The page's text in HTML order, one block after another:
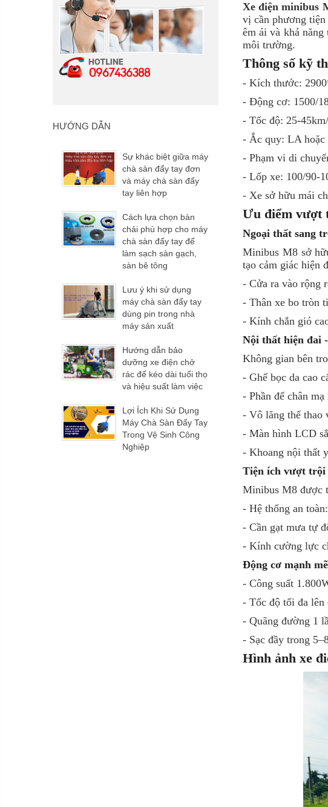
0967436388
HƯỚNG DẪN
Sự khác biệt giữa máy
chà sàn đẩy tay đơn
và máy chà sàn đẩy
tay liên hợp
Cách lựa chọn bàn
chải phù hợp cho máy
chà sàn đẩy tay để
làm sạch sàn gạch,
sàn bê tông
Lưu ý khi sử dụng
máy chà sàn đẩy tay
dùng pin trong nhà
máy sản xuất
Hướng dẫn bảo
dưỡng xe điện chở
rác để kéo dài tuổi thọ
và hiệu suất làm việc
Lợi Ích Khi Sử Dụng
Máy Chà Sàn Đẩy Tay
Trong Vệ Sinh Công
Nghiệp
Xe điện minibus
vị cần phương
êm ái và khả
môi trường.
Thông số kỹ
- Kích thước:
- Động cơ: 1500/
- Tốc độ: 25-
- Ắc quy: LA hoặc
- Phạm vi di
- Lốp xe: 100/90-
- Xe sở hữu mái
Ưu điểm vượt
Ngoại thất sang
Minibus M8 sở
tạo cảm giác hiện
- Cửa ra vào rộng
- Thân xe bo tròn
- Kính chắn gió
Nội thất hiện đai
Không gian bên
- Ghế bọc da cao
- Phần để chân
- Vô lăng thể thao
- Màn hình LCD
- Khoang nội thất
Tiện ích vượt trội
Minibus M8 được
- Hệ thống an
- Cần gạt mưa tự
- Kính cường lực
Động cơ mạnh
- Công suất
- Tốc độ tối đa lên
- Quãng đường 1
- Sạc đầy trong
Hình ảnh xe